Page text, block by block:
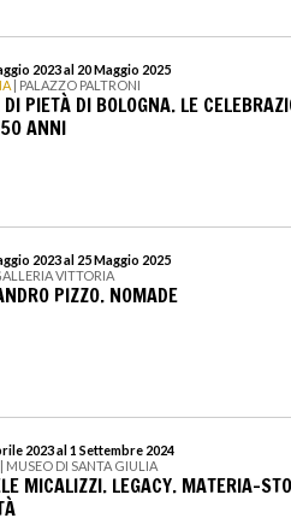
2023 al 20 Maggio 2025
| PALAZZO PALTRONI
PIETÀ DI BOLOGNA. LE
ANNI
2023 al 25 Maggio 2025
VITTORIA
PIZZO. NOMADE
2023 al 1 Settembre 2024
| MUSEO DI SANTA GIULIA
MICALIZZI. LEGACY. MATERIA-